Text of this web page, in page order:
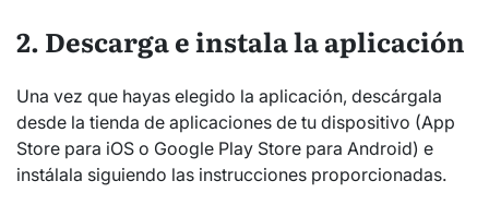
2. Descarga e instala la aplicación
Una vez que hayas elegido la aplicación, descárgala
desde la tienda de aplicaciones de tu dispositivo (App
Store para iOS o Google Play Store para Android) e
instálala siguiendo las instrucciones proporcionadas.